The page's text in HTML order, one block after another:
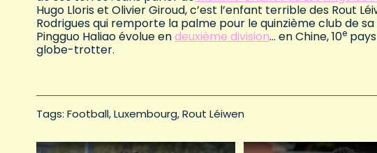
Hugo Lloris et Olivier Giroud, c’est l’enfant terrible des Rout
Rodrigues qui remporte la palme pour le quinzième club de
Pingguo Haliao évolue endeuxième division… en Chine, 10e
globe-trotter.
Tags: Football Luxembourg Rout Léiwen